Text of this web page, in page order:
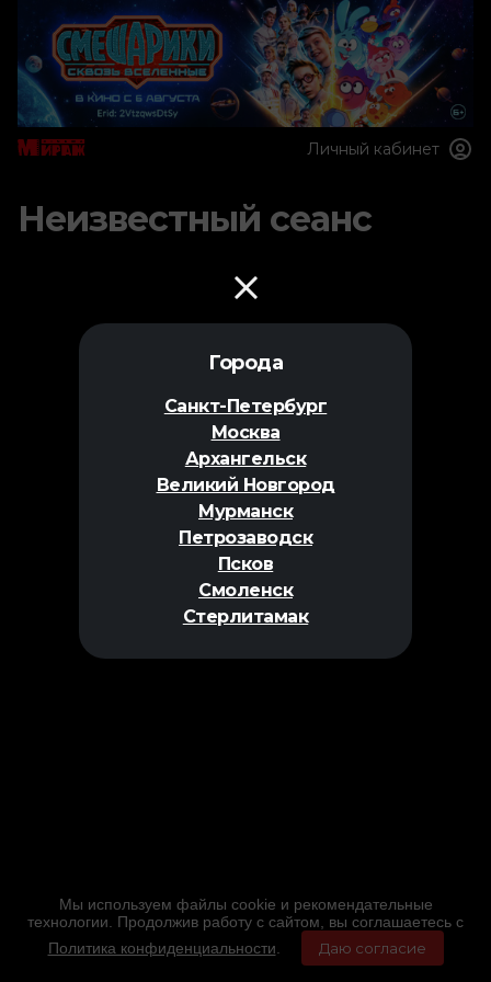
Города
Санкт-Петербург
Москва
Архангельск
Великий Новгород
Мурманск
Петрозаводск
Псков
Смоленск
Стерлитамак
Личный кабинет
Неизвестный сеанс
Мы используем файлы cookie и рекомендательные
технологии. Продолжив работу с сайтом, вы соглашаетесь с
Политика конфиденциальности
Даю согласие